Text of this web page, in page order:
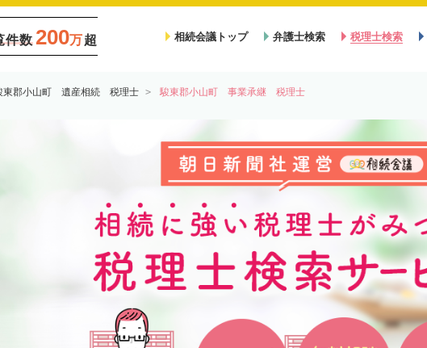
件数 200万超 相続会議トップ 弁護士検索 税理士検索
東郡小山町 遺産相続 税理士 駿東郡小山町 事業承継 税理士